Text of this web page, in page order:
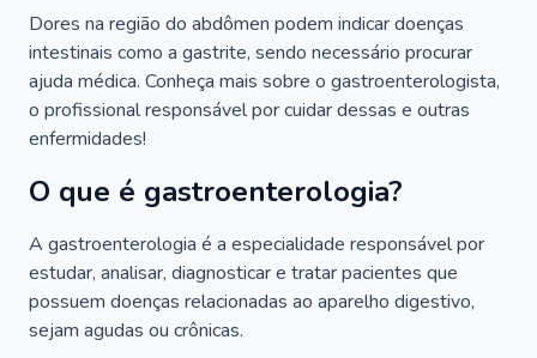
Dores na região do abdômen podem indicar doenças
intestinais como a gastrite, sendo necessário procurar
ajuda médica. Conheça mais sobre o gastroenterologista,
o profissional responsável por cuidar dessas e outras
enfermidades!
O que é gastroenterologia?
A gastroenterologia é a especialidade responsável por
estudar, analisar, diagnosticar e tratar pacientes que
possuem doenças relacionadas ao aparelho digestivo,
sejam agudas ou crônicas.